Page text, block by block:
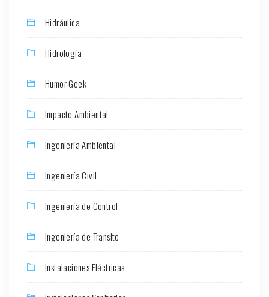
Hidráulica
Hidrología
Humor Geek
Impacto Ambiental
Ingeniería Ambiental
Ingeniería Civil
Ingeniería de Control
Ingeniería de Transito
Instalaciones Eléctricas